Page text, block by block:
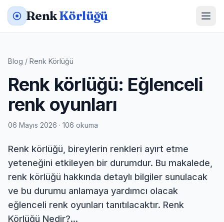
RenkKörlüğü
Blog / Renk Körlüğü
Renk körlüğü: Eğlenceli
renk oyunları
06 Mayıs 2026 · 106 okuma
Renk körlüğü, bireylerin renkleri ayırt etme
yeteneğini etkileyen bir durumdur. Bu makalede,
renk körlüğü hakkında detaylı bilgiler sunulacak
ve bu durumu anlamaya yardımcı olacak
eğlenceli renk oyunları tanıtılacaktır. Renk
Körlüğü Nedir?...